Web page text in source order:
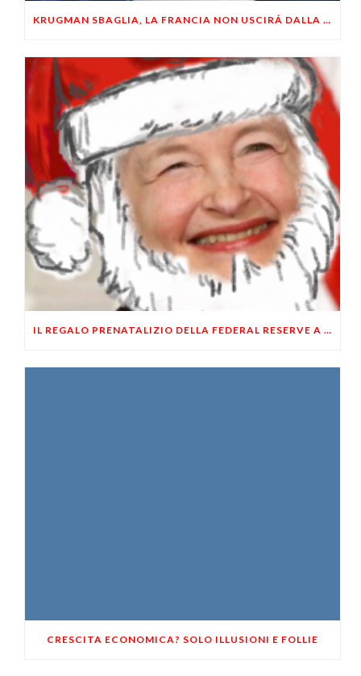
KRUGMAN SBAGLIA, LA FRANCIA NON USCIRÁ DALLA CRISI SE AUMENTA TASSE E SPESA PUBBLICA
IL REGALO PRENATALIZIO DELLA FEDERAL RESERVE A WALL STREET
CRESCITA ECONOMICA? SOLO ILLUSIONI E FOLLIE